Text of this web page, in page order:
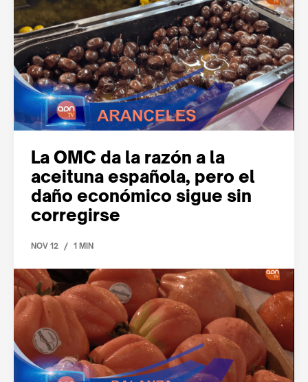
La OMC da la razón a la
aceituna española, pero el
daño económico sigue sin
corregirse
NOV 12 / 1 MIN